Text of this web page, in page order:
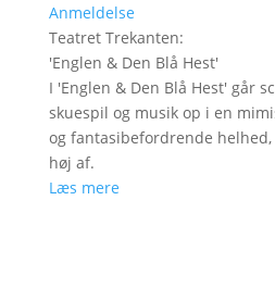
Anmeldelse
Teatret Trekanten:
'Englen & Den Blå Hest'
I 'Englen & Den Blå Hest' går
skuespil og musik op i en
og fantasibefordrende
høj af.
Læs mere